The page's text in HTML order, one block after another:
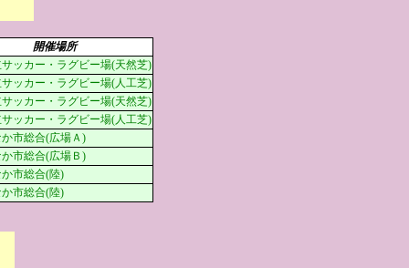
開催場所
ッカー・ラグビー場(天然芝)
ッカー・ラグビー場(人工芝)
ッカー・ラグビー場(天然芝)
ッカー・ラグビー場(人工芝)
市総合(広場Ａ)
市総合(広場Ｂ)
市総合(陸)
市総合(陸)